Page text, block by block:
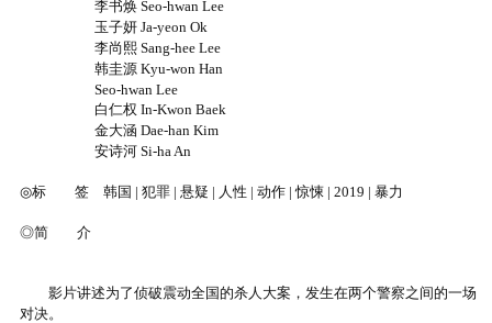
李书焕 Seo-hwan Lee
玉子妍 Ja-yeon Ok
李尚熙 Sang-hee Lee
韩圭源 Kyu-won Han
Seo-hwan Lee
白仁权 In-Kwon Baek
金大涵 Dae-han Kim
安诗河 Si-ha An
◎标 签 韩国 | 犯罪 | 悬疑 | 人性 | 动作 | 惊悚 | 2019 | 暴力
◎简 介
影片讲述为了侦破震动全国的杀人大案，发生在两个警察之间的一场
对决。